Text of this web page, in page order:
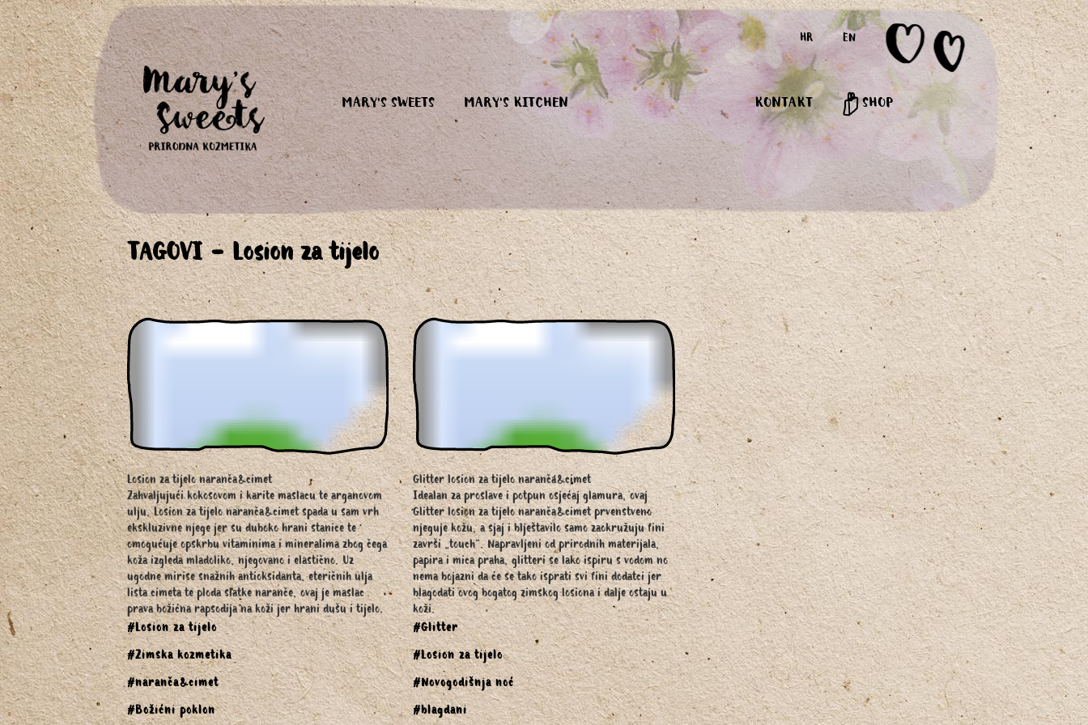
HR EN
MARY'S SWEETS MARY'S KITCHEN KONTAKT SHOP
TAGOVI - Losion za tijelo
Losion za tijelo naranča&cimet
Zahvaljujući kokosovom i karite maslacu te arganovom
ulju, Losion za tijelo naranča&cimet spada u sam vrh
ekskluzivne njege jer su duboko hrani stanice te
omogućuje opskrbu vitaminima i mineralima zbog čega
koža izgleda mladoliko, njegovano i elastično. Uz
ugodne mirise snažnih antioksidanta, eteričnih ulja
lista cimeta te ploda slatke naranče, ovaj je maslac
prava božićna rapsodija na koži jer hrani dušu i tijelo.
#Losion za tijelo
#Zimska kozmetika
#naranča&cimet
#Božićni poklon
Glitter losion za tijelo naranča&cimet
Idealan za proslave i potpun osjećaj glamura, ovaj
Glitter losion za tijelo naranča&cimet prvenstveno
njeguje kožu, a sjaj i blještavilo samo zaokružuju fini
završi „touch“. Napravljeni od prirodnih materijala,
papira i mica praha, glitteri se lako ispiru s vodom no
nema bojazni da će se tako isprati svi fini dodatci jer
blagodati ovog bogatog zimskog losiona i dalje ostaju u
koži.
#Glitter
#Losion za tijelo
#Novogodišnja noć
#blagdani